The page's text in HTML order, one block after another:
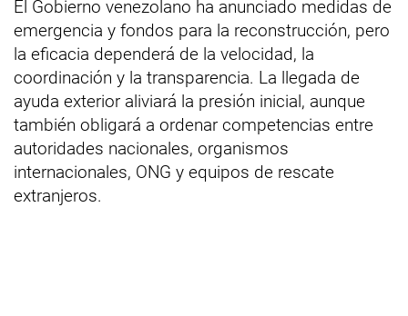
El Gobierno venezolano ha anunciado medidas de
emergencia y fondos para la reconstrucción, pero
la eficacia dependerá de la velocidad, la
coordinación y la transparencia. La llegada de
ayuda exterior aliviará la presión inicial, aunque
también obligará a ordenar competencias entre
autoridades nacionales, organismos
internacionales, ONG y equipos de rescate
extranjeros.